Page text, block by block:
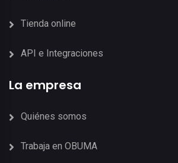
Tienda online
API e Integraciones
La empresa
Quiénes somos
Trabaja en OBUMA